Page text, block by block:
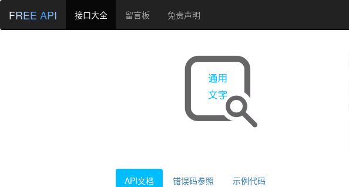
FREE API 接口大全 留言板 免责声明
API文档 错误码参照 示例代码